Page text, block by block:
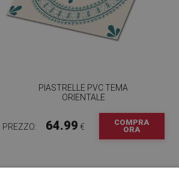
PIASTRELLE PVC TEMA
ORIENTALE
PREZZO: 64.99 €
COMPRA
ORA